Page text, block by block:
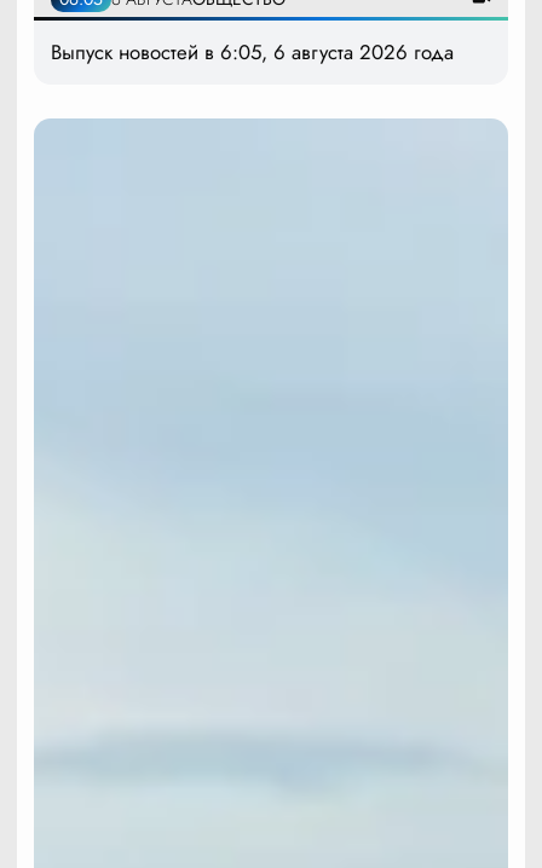
Выпуск новостей в 6:05, 6 августа 2026 года